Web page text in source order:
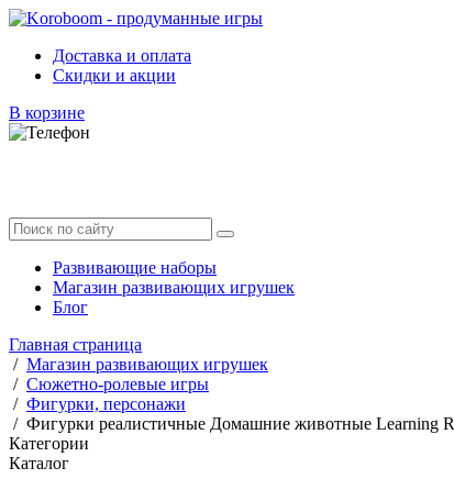
Доставка и оплата
Скидки и акции
В корзине
Развивающие наборы
Магазин развивающих игрушек
Блог
Главная страница
/ Магазин развивающих игрушек
/ Сюжетно-ролевые игры
/ Фигурки, персонажи
/ Фигурки реалистичные Домашние животные Learning
Категории
Каталог